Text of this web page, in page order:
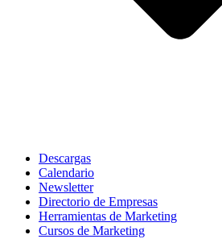
Descargas
Calendario
Newsletter
Directorio de Empresas
Herramientas de Marketing
Cursos de Marketing